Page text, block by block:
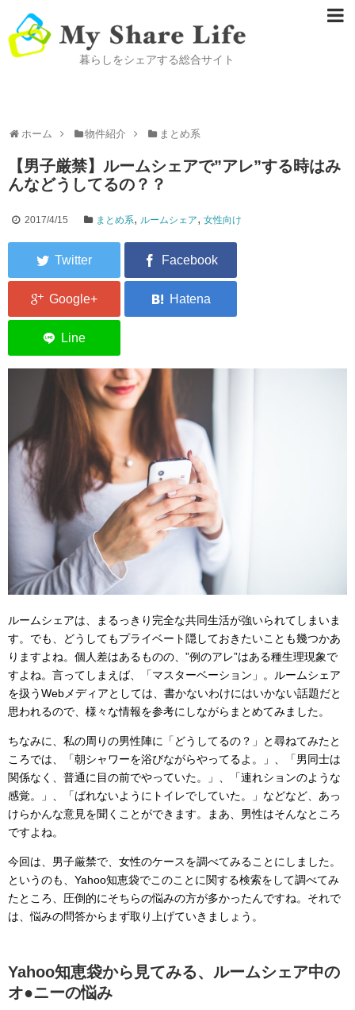
暮らしをシェアする総合サイト
ホーム 物件紹介 まとめ系
【男子厳禁】ルームシェアで”アレ”する時はみ
んなどうしてるの？？
2017/4/15 まとめ系, ルームシェア,女性向け
ルームシェアは、まるっきり完全な共同生活が強いられてしまいま
す。でも、どうしてもプライベート隠しておきたいことも幾つかあ
りますよね。個人差はあるものの、”例のアレ”はある種生理現象で
すよね。言ってしまえば、「マスターベーション」。ルームシェア
を扱うWebメディアとしては、書かないわけにはいかない話題だと
思われるので、様々な情報を参考にしながらまとめてみました。
ちなみに、私の周りの男性陣に「どうしてるの？」と尋ねてみたと
ころでは、「朝シャワーを浴びながらやってるよ。」、「男同士は
関係なく、普通に目の前でやっていた。」、「連れションのような
感覚。」、「ばれないようにトイレでしていた。」などなど、あっ
けらかんな意見を聞くことができます。まあ、男性はそんなところ
ですよね。
今回は、男子厳禁で、女性のケースを調べてみることにしました。
というのも、Yahoo知恵袋でこのことに関する検索をして調べてみ
たところ、圧倒的にそちらの悩みの方が多かったんですね。それで
は、悩みの問答からまず取り上げていきましょう。
Yahoo知恵袋から見てみる、ルームシェア中の
オ●ニーの悩み